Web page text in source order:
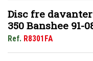
Disc fre davanter
350 Banshee 91-
Ref. R8301FA